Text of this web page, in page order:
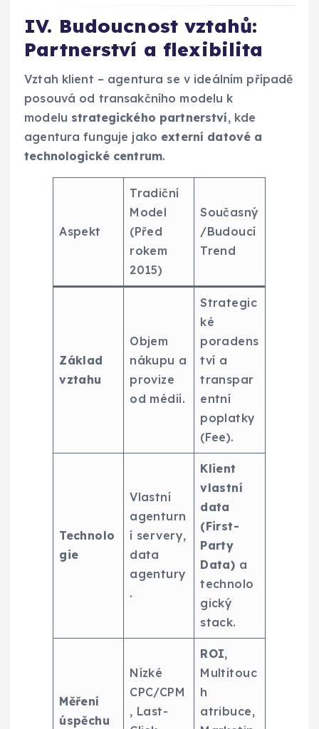
IV. Budoucnost vztahů:
Partnerství a flexibilita
Vztah klient – agentura se v ideálním případě
posouvá od transakčního modelu k
modelu strategického partnerství, kde
agentura funguje jako externí datové a
technologické centrum.
Aspekt
Tradiční
Model
(Před
rokem
2015)
Současný
/Budoucí
Trend
Základ
vztahu
Objem
nákupu a
provize
od médií.
Strategic
ké
poradens
tví a
transpar
entní
poplatky
(Fee).
Technolo
gie
Vlastní
agenturn
í servery,
data
agentury
.
Klient
vlastní
data
(First-
Party
Data) a
technolo
gický
stack.
Měření
úspěchu
Nízké
CPC/CPM
, Last-
ROI,
Multitouc
h
atribuce,